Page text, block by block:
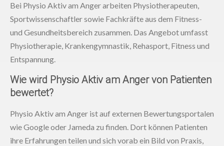
Bei Physio Aktiv am Anger arbeiten Physiotherapeuten,
Sportwissenschaftler sowie Fachkräfte aus dem Fitness-
und Gesundheitsbereich zusammen. Das Angebot umfasst
Physiotherapie, Krankengymnastik, Rehasport, Fitness und
Entspannung.
Wie wird Physio Aktiv am Anger von Patienten
bewertet?
Physio Aktiv am Anger ist auf externen Bewertungsportalen
wie Google oder Jameda zu finden. Dort können Patienten
ihre Erfahrungen teilen und sich vorab ein Bild von Praxis,